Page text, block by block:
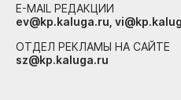
E-MAIL РЕДАКЦИИ
ev@kp.kaluga.ru,
ОТДЕЛ РЕКЛАМЫ НА САЙТЕ
sz@kp.kaluga.ru